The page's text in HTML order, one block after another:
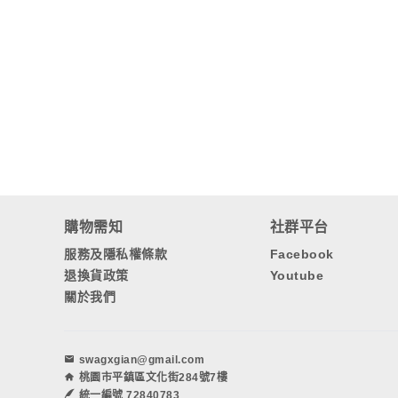
購物需知
服務及隱私權條款
退換貨政策
關於我們
社群平台
Facebook
Youtube
swagxgian@gmail.com
桃園市平鎮區文化街284號7樓
統一編號 72840783